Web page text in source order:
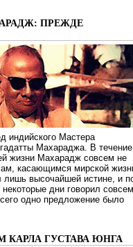
ПРЕЖДЕ
индийского Мастера
Махараджа. В течение
жизни Махарадж совсем не
касающимся мирской
высочайшей истине, и
дни говорил совсем
одно предложение было
ГУСТАВА ЮНГА